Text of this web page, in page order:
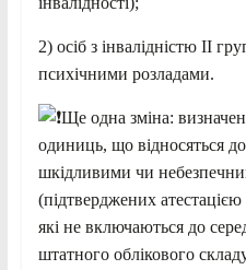
2) осіб з інвалідністю II
психічними розладами.
Ще одна зміна:
одиниць, що відносяться
шкідливими чи
(підтверджених
які не включаються до
штатного облікового